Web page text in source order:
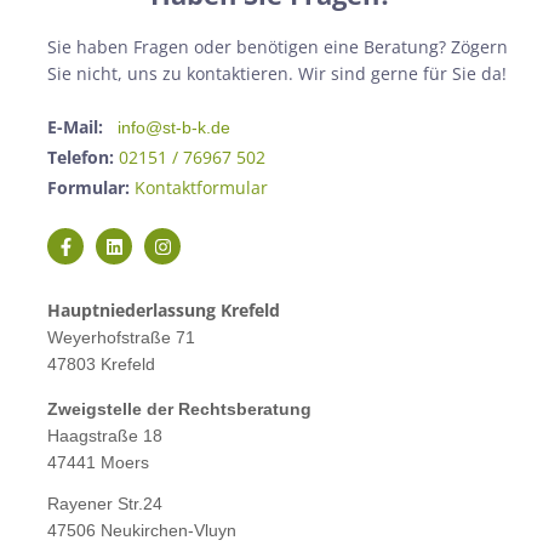
Sie haben Fragen oder benötigen eine Beratung? Zögern
Sie nicht, uns zu kontaktieren. Wir sind gerne für Sie da!
E-Mail: info@st-b-k.de
Telefon: 02151 / 76967 502
Formular: Kontaktformular
Hauptniederlassung Krefeld
Weyerhofstraße 71
47803 Krefeld
Zweigstelle der Rechtsberatung
Haagstraße 18
47441 Moers
Rayener Str.24
47506 Neukirchen-Vluyn